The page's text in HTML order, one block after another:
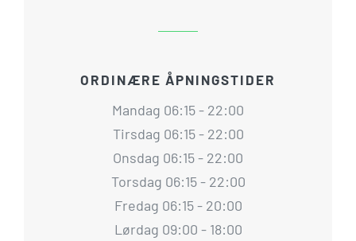
ORDINÆRE ÅPNINGSTIDER
Mandag 06:15 - 22:00
Tirsdag 06:15 - 22:00
Onsdag 06:15 - 22:00
Torsdag 06:15 - 22:00
Fredag 06:15 - 20:00
Lørdag 09:00 - 18:00